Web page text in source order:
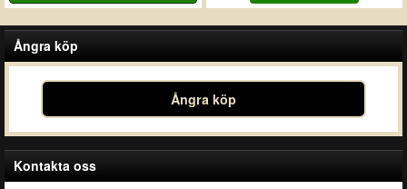
Ångra köp
Ångra köp
Kontakta oss